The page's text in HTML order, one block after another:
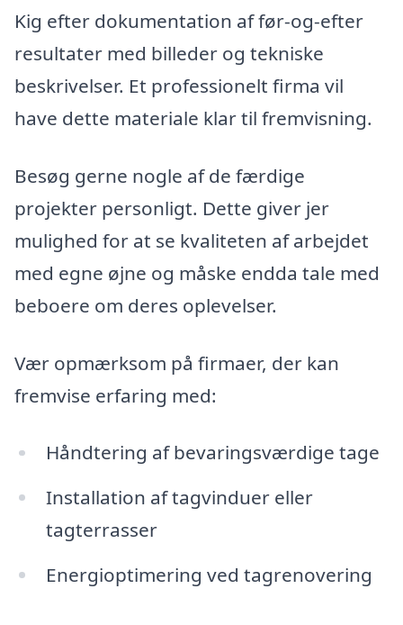
Kig efter dokumentation af før-og-efter
resultater med billeder og tekniske
beskrivelser. Et professionelt firma vil
have dette materiale klar til fremvisning.
Besøg gerne nogle af de færdige
projekter personligt. Dette giver jer
mulighed for at se kvaliteten af arbejdet
med egne øjne og måske endda tale med
beboere om deres oplevelser.
Vær opmærksom på firmaer, der kan
fremvise erfaring med:
Håndtering af bevaringsværdige tage
Installation af tagvinduer eller
tagterrasser
Energioptimering ved tagrenovering